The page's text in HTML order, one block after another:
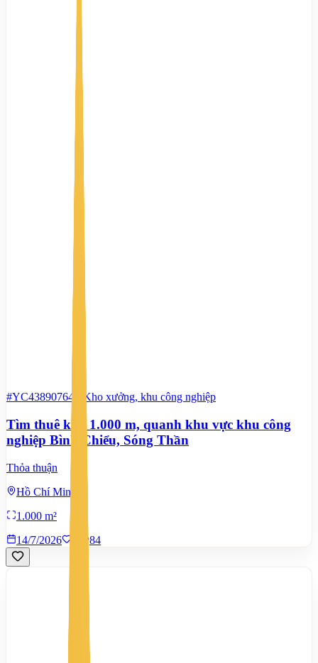
#YC43890764 Kho xưởng, khu công nghiệp
Tìm thuê kho 1.000 m, quanh khu vực khu công
nghiệp Bình Chiểu, Sóng Thần
Thỏa thuận
Hồ Chí Minh
1.000 m²
14/7/2026
84